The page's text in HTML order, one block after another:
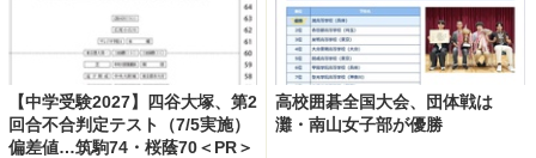
【中学受験2027】四谷大塚、第2
回合不合判定テスト（7/5実施）
偏差値…筑駒74・桜蔭70＜PR＞
高校囲碁全国大会、団体戦は
灘・南山女子部が優勝